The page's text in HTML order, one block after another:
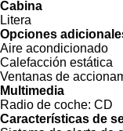
Cabina
Litera
Opciones
Aire acondicionado
Calefacción estática
Ventanas de
Multimedia
Radio de coche: CD
Características de